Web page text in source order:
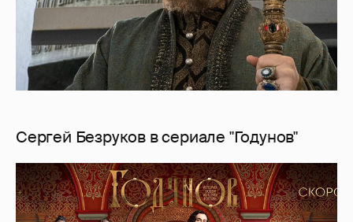
Сергей Безруков в сериале "Годунов"